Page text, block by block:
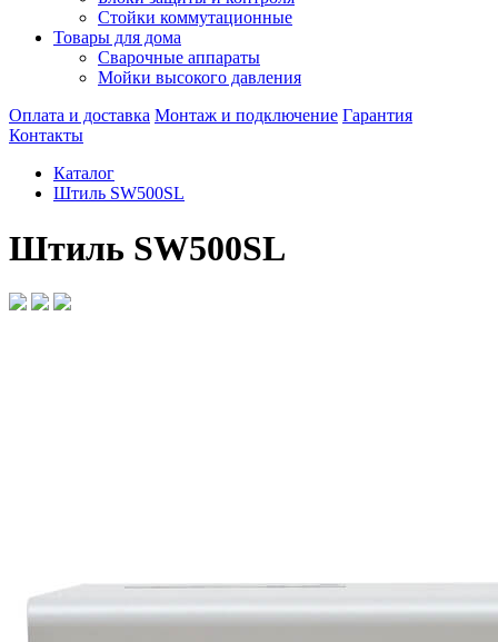
Стойки коммутационные
Товары для дома
Сварочные аппараты
Мойки высокого давления
Оплата и доставка Монтаж и подключение Гарантия
Контакты
Каталог
Штиль SW500SL
Штиль SW500SL